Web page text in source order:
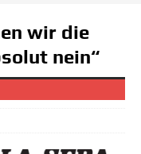
wir die
nein“